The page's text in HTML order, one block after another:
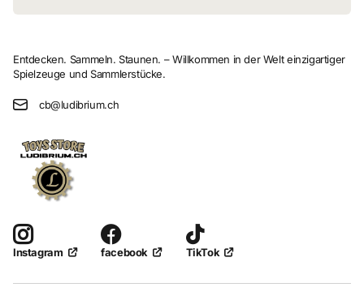
Entdecken. Sammeln. Staunen. – Willkommen in der Welt einzigartiger
Spielzeuge und Sammlerstücke.
cb@ludibrium.ch
Instagram facebook TikTok